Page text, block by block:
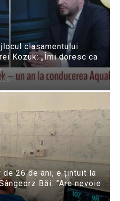
clasamentului
Kozuk: „Îmi doresc ca
de 26 de ani, e țintuit la
Băi: ”Are nevoie